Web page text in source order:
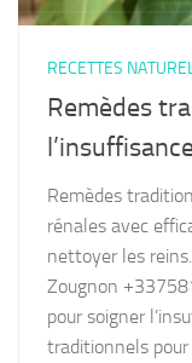
RECETTES
Remèdes
Remèdes
rénales avec
nettoyer les
Zougnon
pour soigner
traditionnels pour